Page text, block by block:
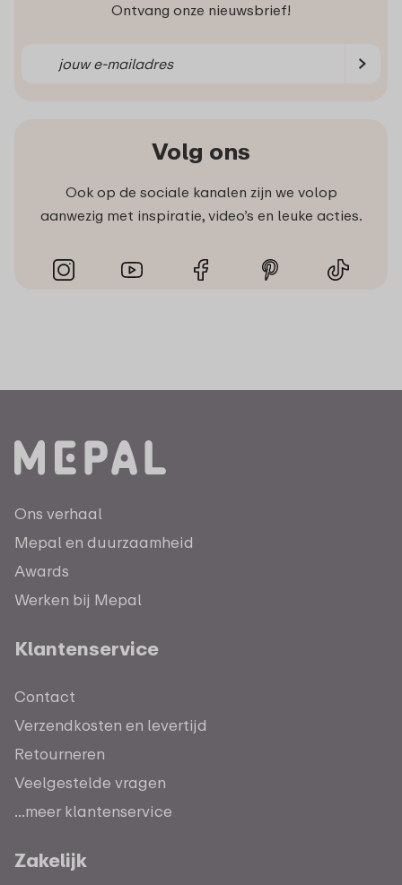
Ontvang onze nieuwsbrief!
Volg ons
Ook op de sociale kanalen zijn we volop
aanwezig met inspiratie, video’s en leuke acties.
Ons verhaal
Mepal en duurzaamheid
Awards
Werken bij Mepal
Klantenservice
Contact
Verzendkosten en levertijd
Retourneren
Veelgestelde vragen
...meer klantenservice
Zakelijk